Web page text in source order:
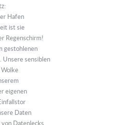
Hafen
ist sie
Regenschirm!
gestohlenen
Unsere sensiblen
eigenen
Daten
Datenlecks